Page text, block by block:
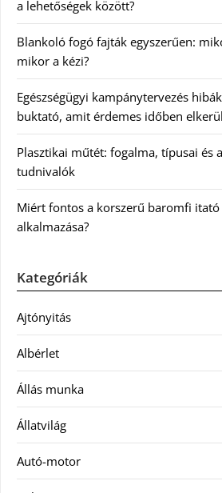
a lehetőségek között?
Blankoló fogó fajták egyszerűen:
mikor a kézi?
Egészségügyi kampánytervezés
buktató, amit érdemes időben
Plasztikai műtét: fogalma, típusai és
tudnivalók
Miért fontos a korszerű baromfi itató
alkalmazása?
Kategóriák
Ajtónyitás
Albérlet
Állás munka
Állatvilág
Autó-motor